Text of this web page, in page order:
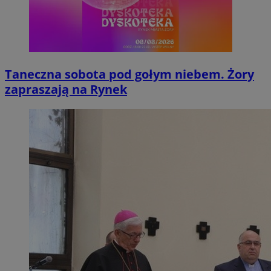
Taneczna sobota pod gołym niebem. Żory
zapraszają na Rynek